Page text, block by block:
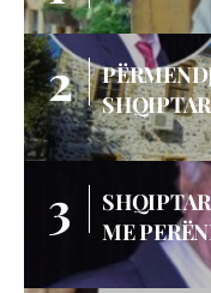
ME